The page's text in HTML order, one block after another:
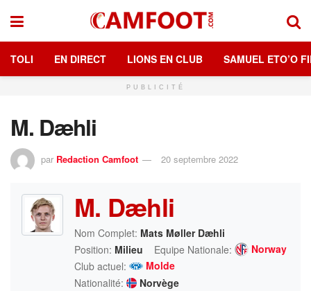
TOLI EN DIRECT LIONS EN CLUB SAMUEL ETO’O
PUBLICITÉ
M. Dæhli
par Redaction Camfoot 20 septembre 2022
M. Dæhli
Nom Complet: Mats Møller Dæhli
Position: Milieu Equipe Nationale:
Norway
Club actuel:
Molde
Nationalité:
Norvège